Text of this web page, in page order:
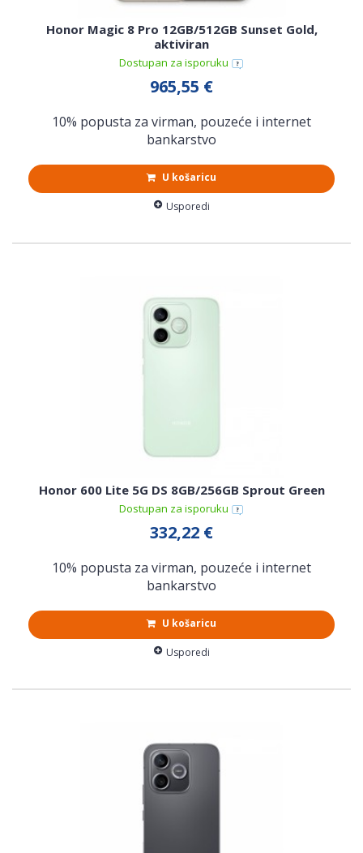
Honor Magic 8 Pro 12GB/512GB Sunset Gold,
aktiviran
Dostupan za isporuku
965,55 €
10% popusta za virman, pouzeće i internet
bankarstvo
U košaricu
Usporedi
Honor 600 Lite 5G DS 8GB/256GB Sprout Green
Dostupan za isporuku
332,22 €
10% popusta za virman, pouzeće i internet
bankarstvo
U košaricu
Usporedi